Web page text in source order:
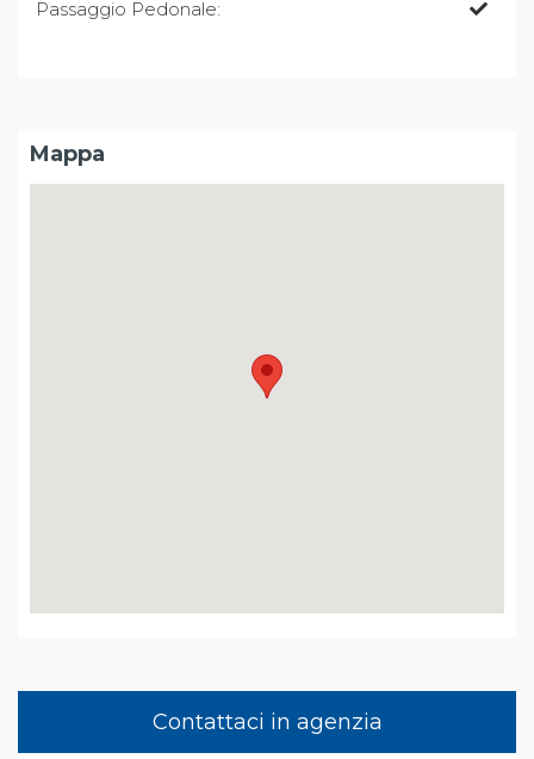
Passaggio Pedonale:
Mappa
Contattaci in agenzia